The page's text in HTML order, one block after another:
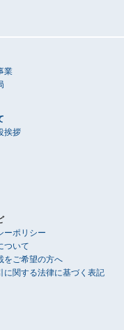
業
挨拶
ーポリシー
ついて
をご希望の方へ
に関する法律に基づく表記